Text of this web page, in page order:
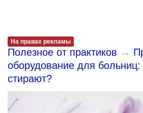
На правах рекламы
Полезное от практиков →
оборудование для больниц:
стирают?